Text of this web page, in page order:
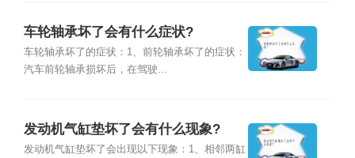
车轮轴承坏了会有什么症状?
车轮轴承坏了的症状：1、前轮轴承坏了的症状：
汽车前轮轴承损坏后，在驾驶...
发动机气缸垫坏了会有什么现象?
发动机气缸垫坏了会出现以下现象：1、相邻两缸